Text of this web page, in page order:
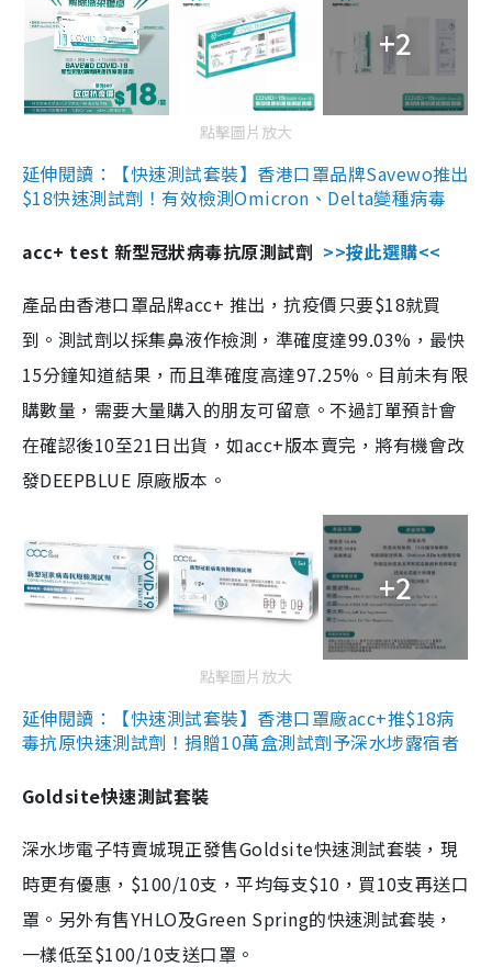
+2
點擊圖片放大
延伸閱讀：【快速測試套裝】香港口罩品牌Savewo推出
$18快速測試劑！有效檢測Omicron、Delta變種病毒
acc+ test 新型冠狀病毒抗原測試劑 >>按此選購<<
產品由香港口罩品牌acc+ 推出，抗疫價只要$18就買
到。測試劑以採集鼻液作檢測，準確度達99.03%，最快
15分鐘知道結果，而且準確度高達97.25%。目前未有限
購數量，需要大量購入的朋友可留意。不過訂單預計會
在確認後10至21日出貨，如acc+版本賣完，將有機會改
發DEEPBLUE 原廠版本。
+2
點擊圖片放大
延伸閱讀：【快速測試套裝】香港口罩廠acc+推$18病
毒抗原快速測試劑！捐贈10萬盒測試劑予深水埗露宿者
Goldsite快速測試套裝
深水埗電子特賣城現正發售Goldsite快速測試套裝，現
時更有優惠，$100/10支，平均每支$10，買10支再送口
罩。另外有售YHLO及Green Spring的快速測試套裝，
一樣低至$100/10支送口罩。